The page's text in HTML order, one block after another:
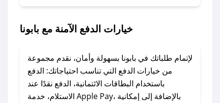
لا تقلق! يمكنك التواصل مع فريق دعم صحصح عبر
وسنقوم بحل المشكلة في أسرع وقت ممكن.
### ماذا أفعل إذا لم أجد كود خصم لمتجري
المفضل؟
خيارات الدفع الآمنة مع بابونا
لإتمام طلباتك في بابونا بسهولة وأمان، نقدم مجموعة
من خيارات الدفع التي تناسب احتياجاتك: الدفع
باستخدام البطاقات الائتمانية، الدفع نقدًا عند
الاستلام، خدمة Apple Pay، بالإضافة إلى إمكانية